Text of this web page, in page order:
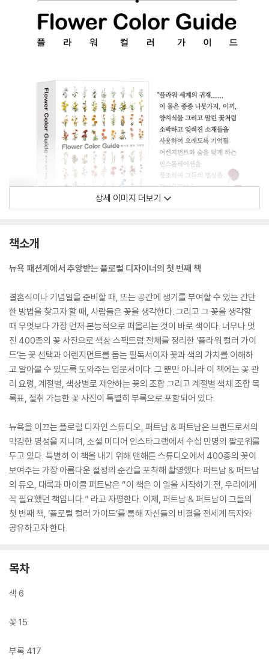
상세 이미지 더보기
책소개
뉴욕 패션계에서 추앙받는 플로럴 디자이너의 첫 번째 책
결혼식이나 기념일을 준비할 때, 또는 공간에 생기를 부여할 수 있는 간단
한 방법을 찾고자 할 때, 사람들은 꽃을 생각한다. 그리고 그 꽃을 생각할
때 무엇보다 가장 먼저 본능적으로 떠올리는 것이 바로 색이다. 너무나 멋
진 400종의 꽃 사진으로 색상 스펙트럼 전체를 정리한 ‘플라워 컬러 가이
드’는 꽃 선택과 어렌지먼트를 돕는 필독서이자 꽃과 색의 가치를 이해하
고 알아볼 수 있도록 도와주는 입문서이다. 그 뿐만 아니라 이 책에는 꽃 관
리 요령, 계절별, 색상별로 제안하는 꽃의 조합 그리고 계절별 색채 조합 목
록표, 절취 가능한 꽃 사진이 특별히 부록으로 포함되어 있다.
뉴욕을 이끄는 플로럴 디자인 스튜디오, 퍼트남 & 퍼트남은 브랜드로서의
막강한 명성을 지니며, 소셜 미디어 인스타그램에서 수십 만명의 팔로워를
두고 있다. 특별히 이 책을 내기 위해 맨해튼 스튜디오에서 400종의 꽃이
보여주는 가장 아름다운 절정의 순간을 포착해 촬영했다. 퍼트남 & 퍼트남
의 듀오, 대록과 마이클 퍼트남은 “이 책은 이 일을 시작하기 전, 우리에게
꼭 필요했던 책입니다.” 라고 자평한다. 이제, 퍼트남 & 퍼트남이 그들의
첫 번째 책, ‘플로럴 컬러 가이드’를 통해 자신들의 비결을 전세계 독자와
공유하고자 한다.
목차
색 6
꽃 15
부록 417